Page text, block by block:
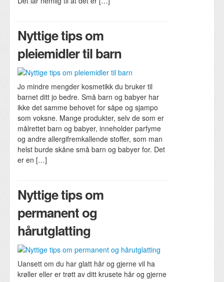
Nyttige tips om
pleiemidler til barn
Jo mindre mengder kosmetikk du bruker til
barnet ditt jo bedre. Små barn og babyer har
ikke det samme behovet for såpe og sjampo
som voksne. Mange produkter, selv de som er
målrettet barn og babyer, inneholder parfyme
og andre allergifremkallende stoffer, som man
helst burde skåne små barn og babyer for. Det
er en […]
Nyttige tips om
permanent og
hårutglatting
Uansett om du har glatt hår og gjerne vil ha
krøller eller er trøtt av ditt krusete hår og gjerne